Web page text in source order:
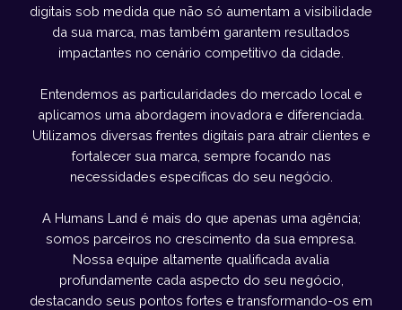
digitais sob medida que não só aumentam a visibilidade
da sua marca, mas também garantem resultados
impactantes no cenário competitivo da cidade.
Entendemos as particularidades do mercado local e
aplicamos uma abordagem inovadora e diferenciada.
Utilizamos diversas frentes digitais para atrair clientes e
fortalecer sua marca, sempre focando nas
necessidades específicas do seu negócio.
A Humans Land é mais do que apenas uma agência;
somos parceiros no crescimento da sua empresa.
Nossa equipe altamente qualificada avalia
profundamente cada aspecto do seu negócio,
destacando seus pontos fortes e transformando-os em